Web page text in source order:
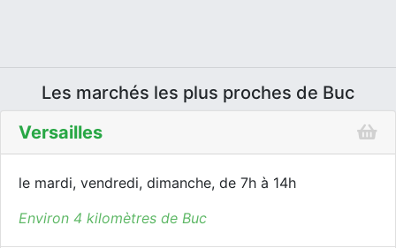
Les marchés les plus proches de Buc
Versailles
le mardi, vendredi, dimanche, de 7h à 14h
Environ 4 kilomètres de Buc